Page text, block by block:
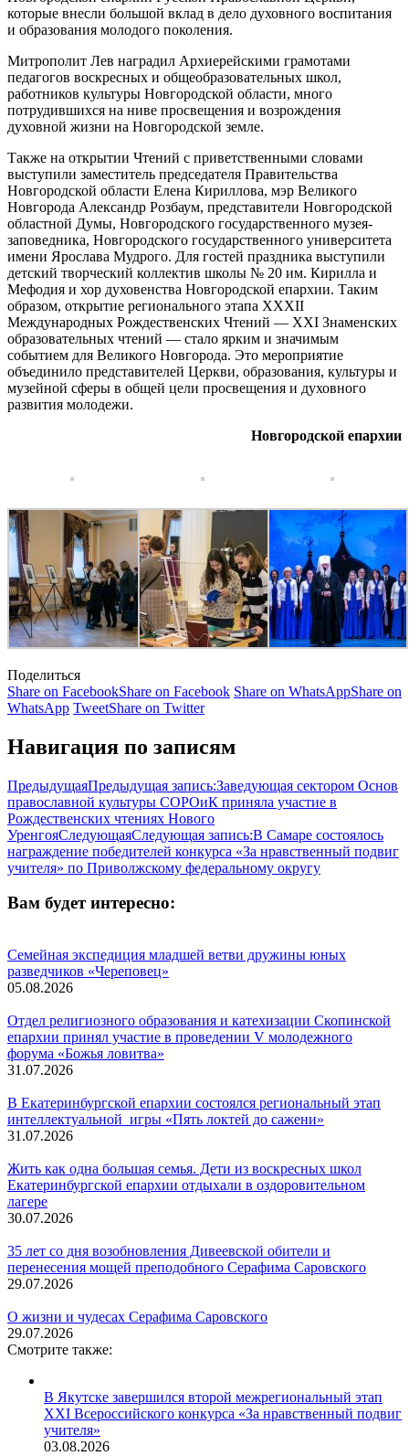
которые внесли большой вклад в дело духовного воспитания
и образования молодого поколения.
Митрополит Лев наградил Архиерейскими грамотами
педагогов воскресных и общеобразовательных школ,
работников культуры Новгородской области, много
потрудившихся на ниве просвещения и возрождения
духовной жизни на Новгородской земле.
Также на открытии Чтений с приветственными словами
выступили заместитель председателя Правительства
Новгородской области Елена Кириллова, мэр Великого
Новгорода Александр Розбаум, представители Новгородской
областной Думы, Новгородского государственного музея-
заповедника, Новгородского государственного университета
имени Ярослава Мудрого. Для гостей праздника выступили
детский творческий коллектив школы № 20 им. Кирилла и
Мефодия и хор духовенства Новгородской епархии. Таким
образом, открытие регионального этапа XXXII
Международных Рождественских Чтений — XXI Знаменских
образовательных чтений — стало ярким и значимым
событием для Великого Новгорода. Это мероприятие
объединило представителей Церкви, образования, культуры и
музейной сферы в общей цели просвещения и духовного
развития молодежи.
Новгородской епархии
Поделиться
Share on FacebookShare on Facebook Share on WhatsAppShare on
WhatsApp TweetShare on Twitter
Навигация по записям
ПредыдущаяПредыдущая запись:Заведующая сектором Основ
православной культуры СОРОиК приняла участие в
Рождественских чтениях Нового
УренгояСледующаяСледующая запись:В Самаре состоялось
награждение победителей конкурса «За нравственный подвиг
учителя» по Приволжскому федеральному округу
Вам будет интересно:
Семейная экспедиция младшей ветви дружины юных
разведчиков «Череповец»
05.08.2026
Отдел религиозного образования и катехизации Скопинской
епархии принял участие в проведении V молодежного
форума «Божья ловитва»
31.07.2026
В Екатеринбургской епархии состоялся региональный этап
интеллектуальной игры «Пять локтей до сажени»
31.07.2026
Жить как одна большая семья. Дети из воскресных школ
Екатеринбургской епархии отдыхали в оздоровительном
лагере
30.07.2026
35 лет со дня возобновления Дивеевской обители и
перенесения мощей преподобного Серафима Саровского
29.07.2026
О жизни и чудесах Серафима Саровского
29.07.2026
Смотрите также:
В Якутске завершился второй межрегиональный этап
XXI Всероссийского конкурса «За нравственный подвиг
учителя»
03.08.2026